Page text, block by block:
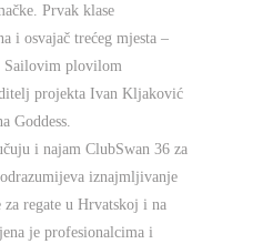
Prvak klase
i osvajač trećeg mjesta –
Sailovim plovilom
projekta Ivan Kljaković
Goddess.
i najam ClubSwan 36 za
iznajmljivanje
regate u Hrvatskoj i na
je profesionalcima i